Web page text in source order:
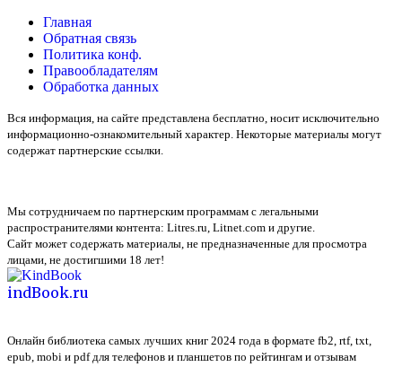
Главная
Обратная связь
Политика конф.
Правообладателям
Обработка данных
Вся информация, на сайте представлена бесплатно, носит исключительно
информационно-ознакомительный характер. Некоторые материалы могут
содержат партнерские ссылки.
Мы сотрудничаем по партнерским программам с легальными
распространителями контента: Litres.ru, Litnet.com и другие.
Сайт может содержать материалы, не предназначенные для просмотра
лицами, не достигшими 18 лет!
indBook.ru
Онлайн библиотека самых лучших книг 2024 года в формате fb2, rtf, txt,
epub, mobi и pdf для телефонов и планшетов по рейтингам и отзывам